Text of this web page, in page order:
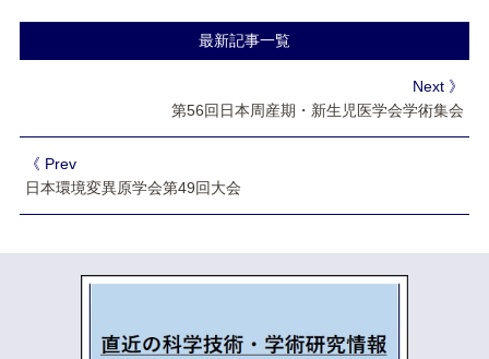
最新記事一覧
Next 》
第56回日本周産期・新生児医学会学術集会
《 Prev
日本環境変異原学会第49回大会